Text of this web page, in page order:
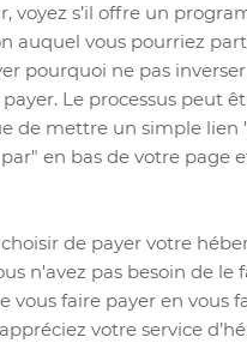
voyez s’il offre un
auquel vous pourriez
pourquoi ne pas
Le processus peut
de mettre un simple lien
en bas de votre page
de payer votre
n'avez pas besoin de le
vous faire payer en vous
votre service